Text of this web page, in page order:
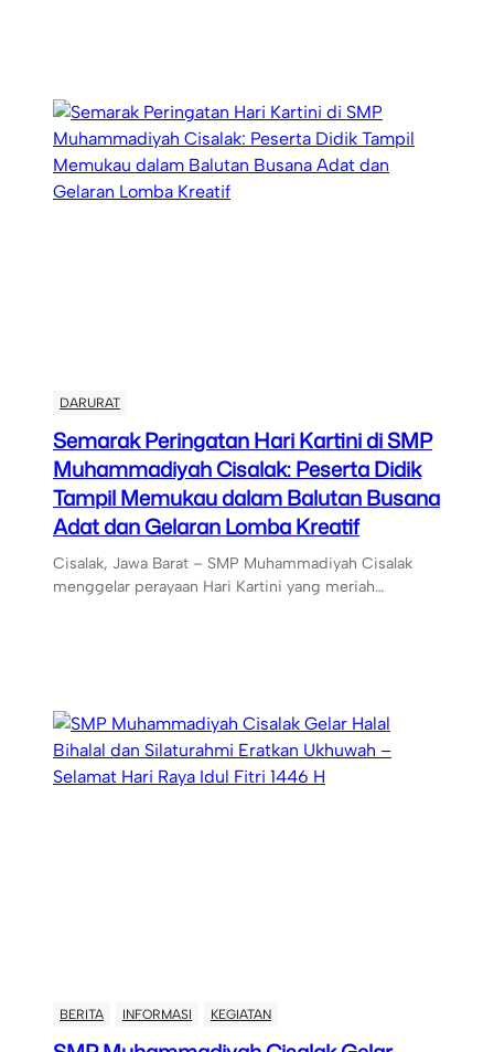
DARURAT
Semarak Peringatan Hari Kartini di SMP
Muhammadiyah Cisalak: Peserta Didik
Tampil Memukau dalam Balutan Busana
Adat dan Gelaran Lomba Kreatif
Cisalak, Jawa Barat – SMP Muhammadiyah Cisalak
menggelar perayaan Hari Kartini yang meriah…
BERITA INFORMASI KEGIATAN